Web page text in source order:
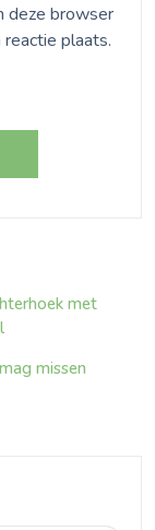
deze browser
plaats.
met
missen